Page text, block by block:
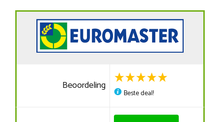
Beoordeling
Beste deal!